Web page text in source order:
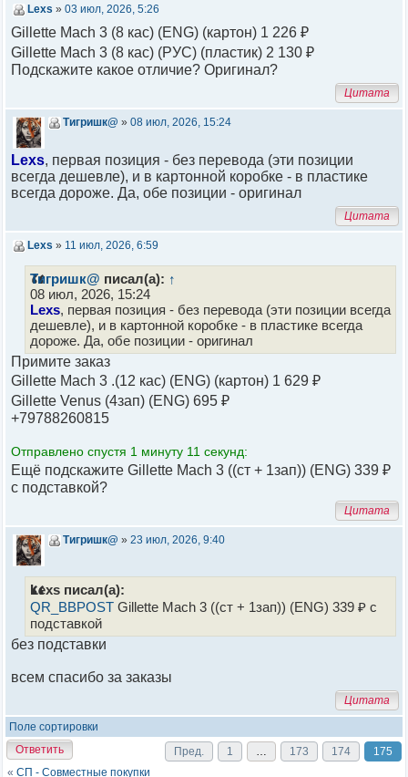
Lexs » 03 июл, 2026, 5:26
Gillette Mach 3 (8 кас) (ENG) (картон) 1 226 ₽
Gillette Mach 3 (8 кас) (РУС) (пластик) 2 130 ₽
Подскажите какое отличие? Оригинал?
Цитата
Тигришк@ » 08 июл, 2026, 15:24
Lexs, первая позиция - без перевода (эти позиции
всегда дешевле), и в картонной коробке - в пластике
всегда дороже. Да, обе позиции - оригинал
Цитата
Lexs » 11 июл, 2026, 6:59
Тигришк@ писал(а): ↑
08 июл, 2026, 15:24
Lexs, первая позиция - без перевода (эти позиции всегда
дешевле), и в картонной коробке - в пластике всегда
дороже. Да, обе позиции - оригинал
Примите заказ
Gillette Mach 3 .(12 кас) (ENG) (картон) 1 629 ₽
Gillette Venus (4зап) (ENG) 695 ₽
+79788260815
Отправлено спустя 1 минуту 11 секунд:
Ещё подскажите Gillette Mach 3 ((ст + 1зап)) (ENG) 339 ₽
с подставкой?
Цитата
Тигришк@ » 23 июл, 2026, 9:40
Lexs писал(а):
QR_BBPOST Gillette Mach 3 ((ст + 1зап)) (ENG) 339 ₽ с
подставкой
без подставки
всем спасибо за заказы
Цитата
Поле сортировки
Пред.
1 … 173 174 175
Ответить
« СП - Совместные покупки